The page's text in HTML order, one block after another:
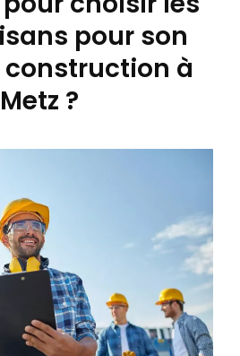
pour son
construction à
Metz ?